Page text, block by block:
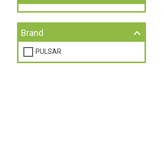
Brand
PULSAR